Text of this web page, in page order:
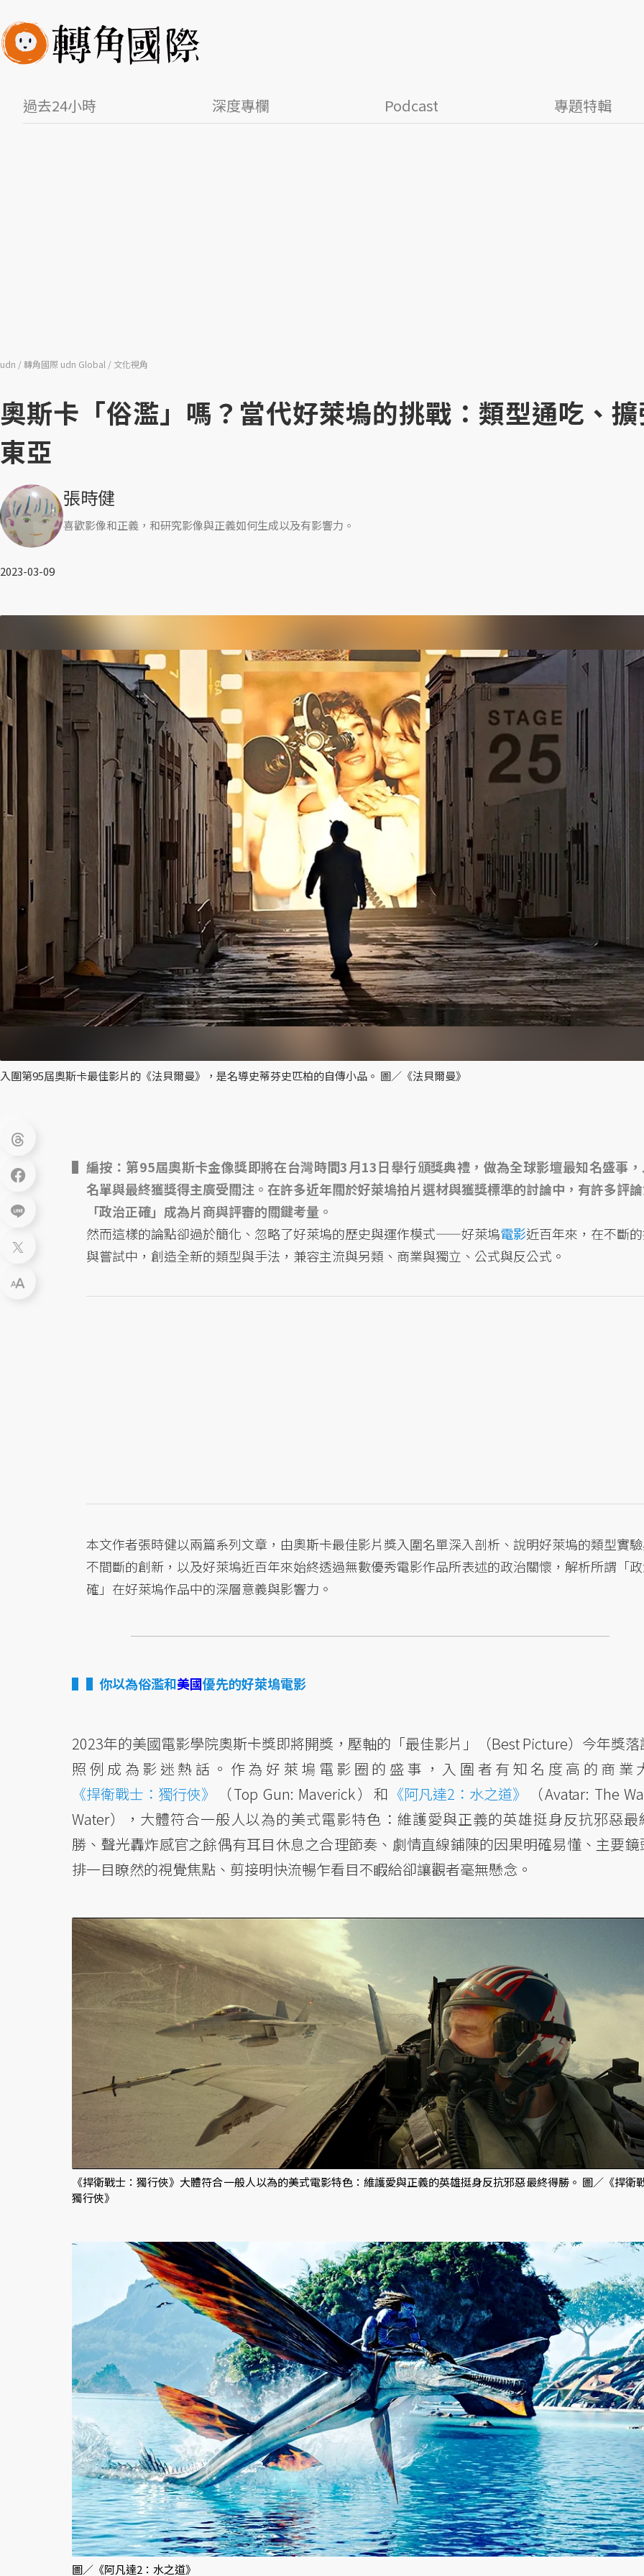
過去24小時 深度專欄 Podcast 專題特輯
udn 轉角國際 udn Global 文化視角
奧斯卡「俗濫」嗎？當代好萊塢的挑戰：類型通吃、
東亞
張時健
喜歡影像和正義，和研究影像與正義如何生成以及有影響力。
2023-03-09
入圍第95屆奧斯卡最佳影片的《法貝爾曼》，是名導史蒂芬史匹柏的自傳小品。 圖／《法貝爾曼》
編按：第95屆奧斯卡金像獎即將在台灣時間3月13日舉行頒獎典禮，做為全球影壇最知名盛事
名單與最終獲獎得主廣受關注。在許多近年關於好萊塢拍片選材與獲獎標準的討論中，有許多評
「政治正確」成為片商與評審的關鍵考量。
然而這樣的論點卻過於簡化、忽略了好萊塢的歷史與運作模式——好萊塢電影近百年來，在不斷
與嘗試中，創造全新的類型與手法，兼容主流與另類、商業與獨立、公式與反公式。
本文作者張時健以兩篇系列文章，由奧斯卡最佳影片獎入圍名單深入剖析、說明好萊塢的類型實
不間斷的創新，以及好萊塢近百年來始終透過無數優秀電影作品所表述的政治關懷，解析所謂「
確」在好萊塢作品中的深層意義與影響力。
▌你以為俗濫和美國優先的好萊塢電影
2023年的美國電影學院奧斯卡獎即將開獎，壓軸的「最佳影片」（Best Picture）今年獎落
照例成為影迷熱話。作為好萊塢電影圈的盛事，入圍者有知名度高的商業
《捍衛戰士：獨行俠》
（Top Gun: Maverick）和 《阿凡達2：水之道》
（Avatar: The
Water），大體符合一般人以為的美式電影特色：維護愛與正義的英雄挺身反抗邪惡最
勝、聲光轟炸感官之餘偶有耳目休息之合理節奏、劇情直線鋪陳的因果明確易懂、主要鏡
排一目瞭然的視覺焦點、剪接明快流暢乍看目不睱給卻讓觀者毫無懸念。
《捍衛戰士：獨行俠》大體符合一般人以為的美式電影特色：維護愛與正義的英雄挺身反抗邪惡最終得勝。 圖／《捍衛
獨行俠》
圖／《阿凡達2：水之道》